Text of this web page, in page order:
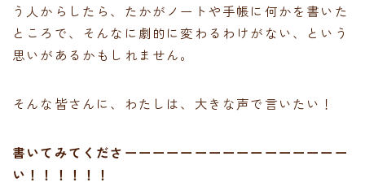
う人からしたら、たかがノートや手帳に何かを書いた
ところで、そんなに劇的に変わるわけがない、という
思いがあるかもしれません。
そんな皆さんに、わたしは、大きな声で言いたい！
書いてみてくださーーーーーーーーーーーーーーーー
い！！！！！！